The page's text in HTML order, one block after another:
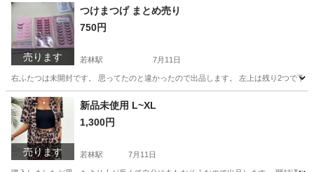
愛知 豊田市 若林駅 小物 GUCCI
売ります
つけまつげ まとめ売り
750円
若林駅 7月11日
右ふたつは未開封です。 思ってたのと違かったので出品します。 左上は残り2つで下
愛知 豊田市 若林駅
売ります
新品未使用 L~XL
1,300円
若林駅 7月11日